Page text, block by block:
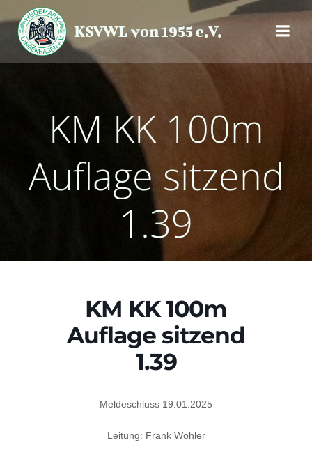
Inhalt
springen
KSVWL von 1955 e.V.
KM KK 100m
Auflage sitzend
1.39
KM KK 100m
Auflage sitzend
1.39
Meldeschluss 19.01.2025
Leitung: Frank Wöhler